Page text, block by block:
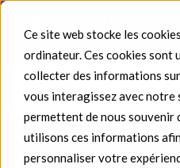
Ce site web stocke les
ordinateur. Ces cookies sont
collecter des informations
vous interagissez avec notre
permettent de nous souvenir
utilisons ces informations
personnaliser votre